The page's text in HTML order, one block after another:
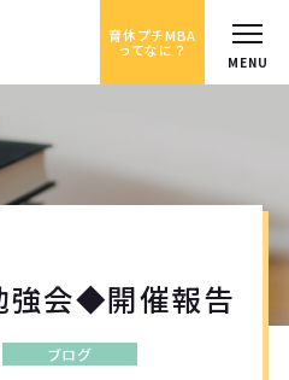
育休プチMBA
ってなに？
会◆開催報告
ブログ